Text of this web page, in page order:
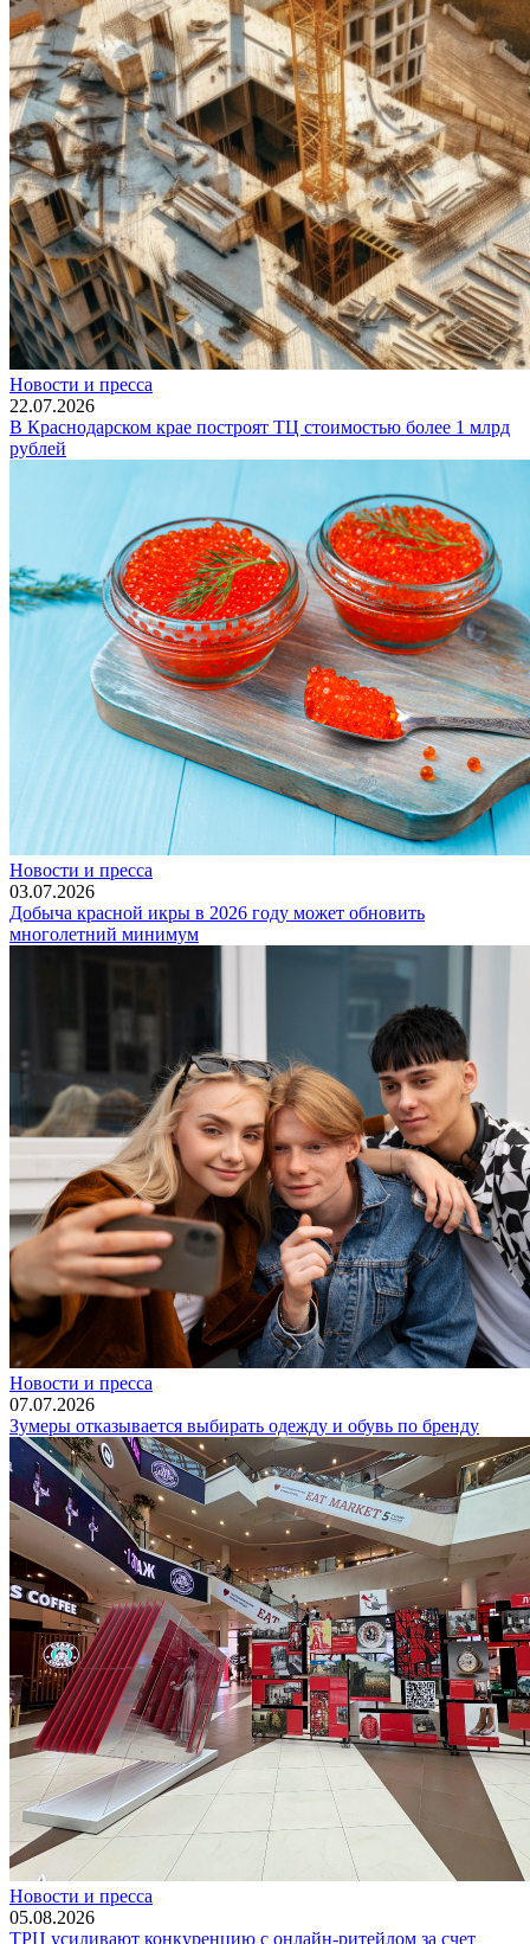
Новости и пресса
22.07.2026
В Краснодарском крае построят ТЦ стоимостью более 1 млрд
рублей
Новости и пресса
03.07.2026
Добыча красной икры в 2026 году может обновить
многолетний минимум
Новости и пресса
07.07.2026
Зумеры отказывается выбирать одежду и обувь по бренду
Новости и пресса
05.08.2026
ТРЦ усиливают конкуренцию с онлайн-ритейлом за счет